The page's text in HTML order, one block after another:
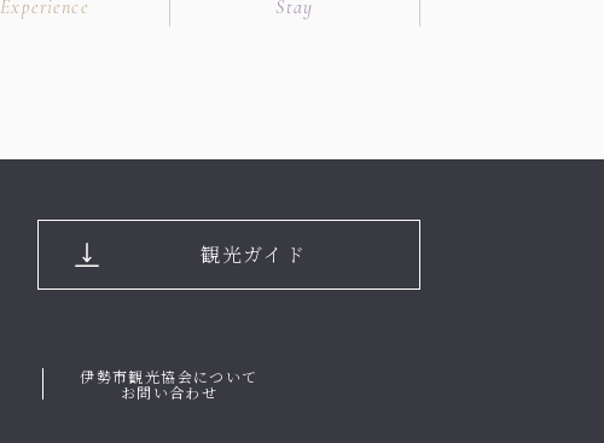
Experience Stay
観光ガイド
伊勢市観光協会について
お問い合わせ